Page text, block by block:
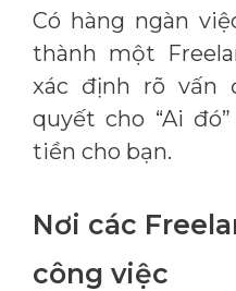
Có hàng ngàn
thành một
xác định rõ vấn
quyết cho “Ai
tiền cho bạn.
Nơi các
công việc